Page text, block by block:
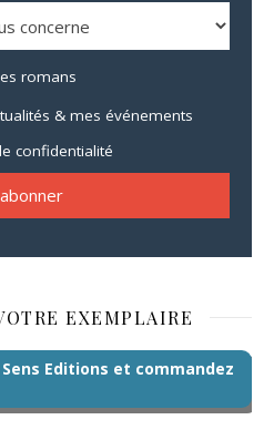
romans
& mes événements
confidentialité
EXEMPLAIRE
Editions et commandez